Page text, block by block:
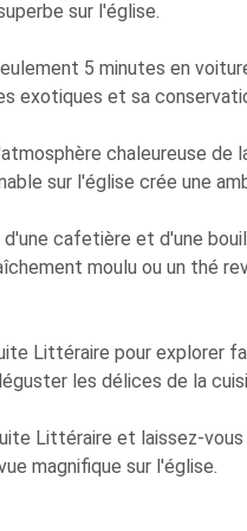
sur l'église.
5 minutes en
exotiques et sa
chaleureuse
sur l'église crée une
cafetière et d'une
moulu ou un thé
Littéraire pour explorer
les délices de la
Littéraire et laissez-
magnifique sur l'église.